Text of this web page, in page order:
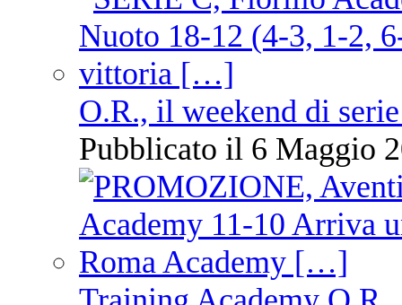
O.R., il weekend di
Pubblicato il 6 Maggio